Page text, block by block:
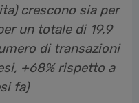
crescono sia per
un totale di 19,9
di transazioni
+68% rispetto a
fa)